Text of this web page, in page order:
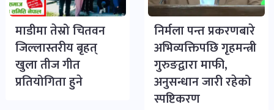
माडीमा तेस्रो चितवन
जिल्लास्तरीय बृहत्
खुला तीज गीत
प्रतियोगिता हुने
निर्मला पन्त प्रकरणबारे
अभिव्यक्तिपछि गृहमन्त्री
गुरुङद्वारा माफी,
अनुसन्धान जारी रहेको
स्पष्टिकरण